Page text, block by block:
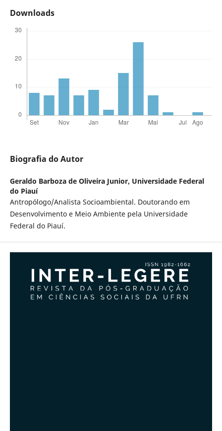
Downloads
Biografia do Autor
Geraldo Barboza de Oliveira Junior, Universidade Federal
do Piauí
Antropólogo/Analista Socioambiental. Doutorando em
Desenvolvimento e Meio Ambiente pela Universidade
Federal do Piauí.